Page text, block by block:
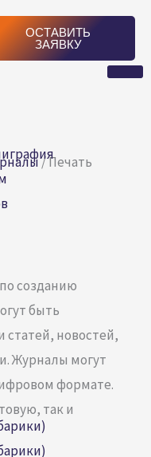
ОСТАВИТЬ
ЗАЯВКУ
/ Печать
созданию
быть
статей, новостей,
Журналы могут
формате.
так и